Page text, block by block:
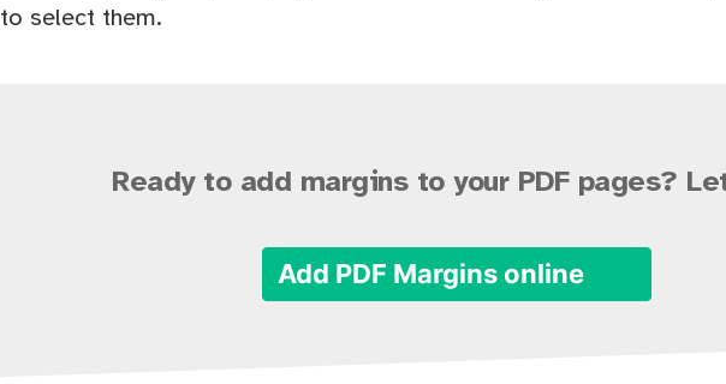
to select them.
Ready to add margins to your PDF pages?
Add PDF Margins online